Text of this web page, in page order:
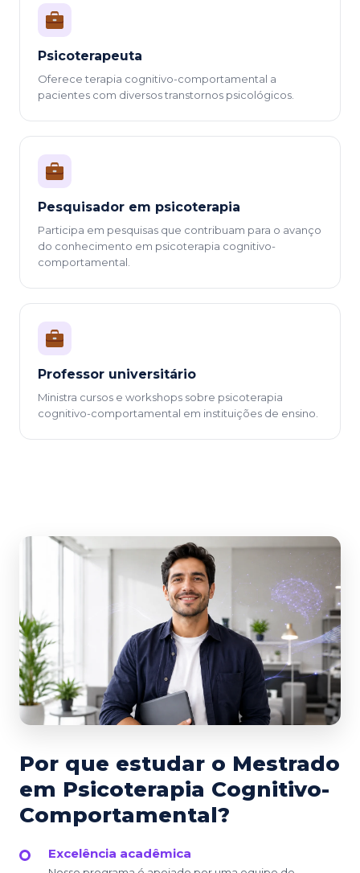
Psicoterapeuta
Oferece terapia cognitivo-comportamental a
pacientes com diversos transtornos psicológicos.
Pesquisador em psicoterapia
Participa em pesquisas que contribuam para o avanço
do conhecimento em psicoterapia cognitivo-
comportamental.
Professor universitário
Ministra cursos e workshops sobre psicoterapia
cognitivo-comportamental em instituições de ensino.
Por que estudar o Mestrado
em Psicoterapia Cognitivo-
Comportamental?
Excelência acadêmica